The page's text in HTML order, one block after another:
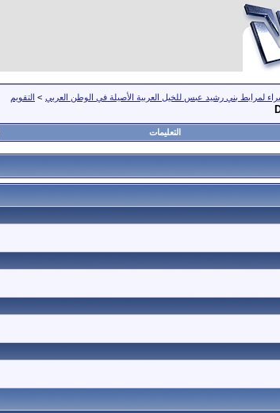
لمرابط بني رشيد عبس للخيل العربية الأصيلة في الوطن العربي > التقويم
التعليمات